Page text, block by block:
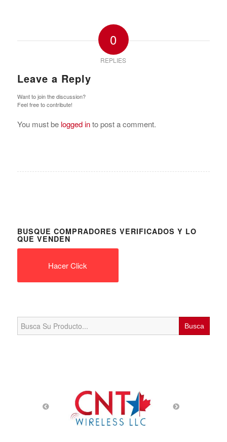
0
REPLIES
Leave a Reply
Want to join the discussion?
Feel free to contribute!
You must be logged into post a comment.
BUSQUE COMPRADORES VERIFICADOS Y LO
QUE VENDEN
Hacer Click
Search
for: